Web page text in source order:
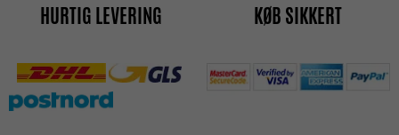
HURTIG LEVERING KØB SIKKERT